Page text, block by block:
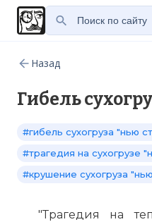
Назад
Гибель
#гибель сухогруза "нью
#трагедия на сухогрузе
#крушение сухогруза
"Трагедия на